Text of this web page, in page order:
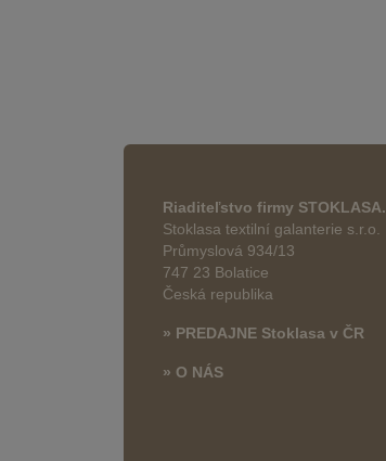
Riaditeľstvo firmy STOKLASA.
Stoklasa textilní galanterie s.r.o.
Průmyslová 934/13
747 23 Bolatice
Česká republika
» PREDAJNE Stoklasa v ČR
» O NÁS